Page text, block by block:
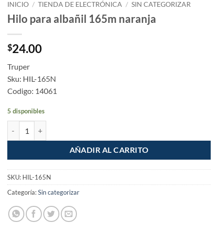
INICIO / TIENDA DE ELECTRÓNICA / SIN CATEGORIZAR
Hilo para albañil 165m naranja
$24.00
Truper
Sku: HIL-165N
Codigo: 14061
5 disponibles
AÑADIR AL CARRITO
SKU: HIL-165N
Categoría:Sin categorizar